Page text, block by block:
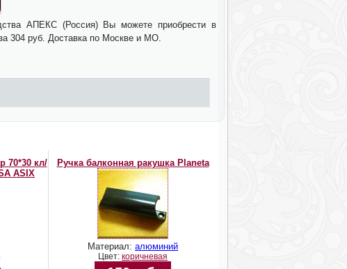
АПЕКС (Россия) Вы можете приобрести в
304 руб. Доставка по Москве и МО.
70*30 кл/
ASIX
Ручка балконная ракушка Planeta
Материал: алюминий
Цвет: коричневая